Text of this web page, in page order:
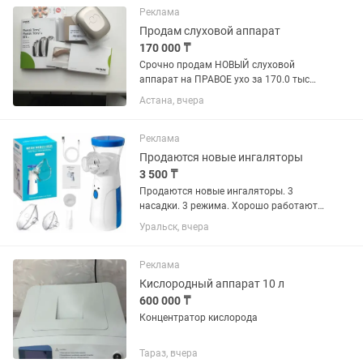
Реклама
Продам слуховой аппарат
170 000 ₸
Срочно продам НОВЫЙ слуховой
аппарат на ПРАВОЕ ухо за 170.0 тыс
тенге. Своя цена 230.0 тыс. тенге. В
упаковке, коробка не вскрыта. К нему
гарантийный талон от 21.07.26 г.
Астана, вчера
Реклама
Продаются новые ингаляторы
3 500 ₸
Продаются новые ингаляторы. 3
насадки. 3 режима. Хорошо работают.
Сама пользуюсь. Цена 3500
Уральск, вчера
Реклама
Кислородный аппарат 10 л
600 000 ₸
Концентратор кислорода
Тараз, вчера